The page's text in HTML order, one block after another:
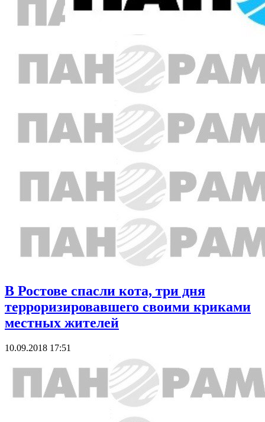
В Ростове спасли кота, три дня
терроризировавшего своими криками
местных жителей
10.09.2018 17:51